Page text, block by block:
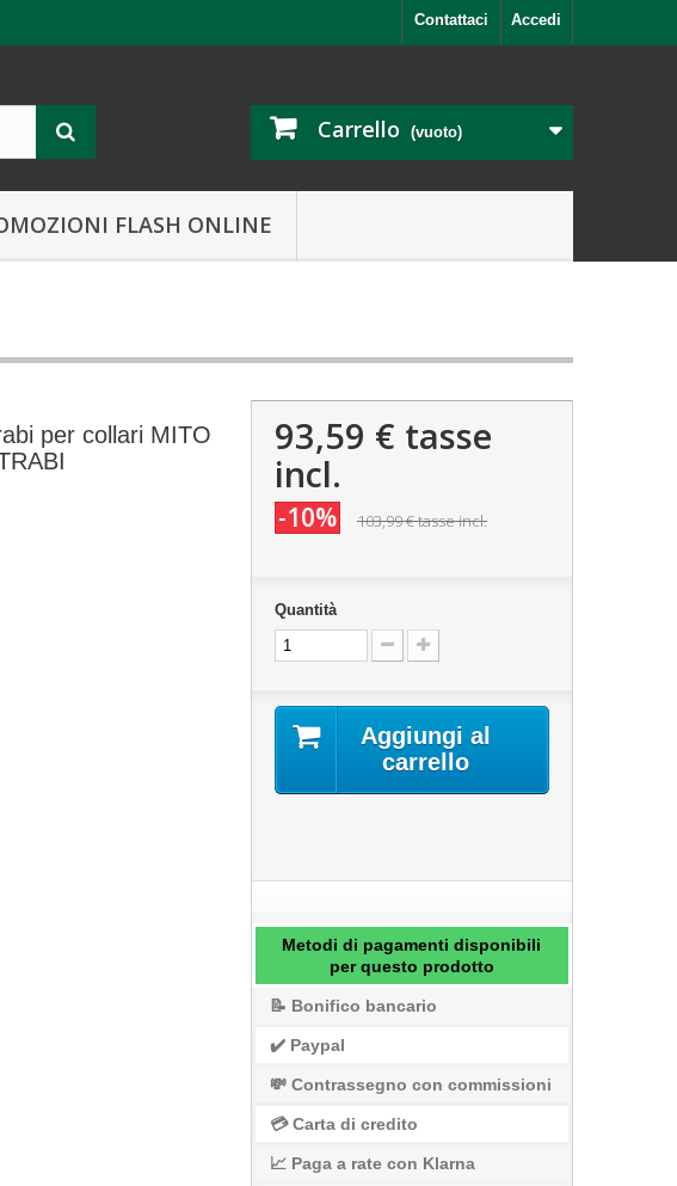
Accedi
Contattaci
Carrello (vuoto)
FLASH ONLINE
per collari MITO
93,59 € tasse
incl.
-10% 103,99 €tasse incl.
Quantità
Aggiungi al
carrello
Metodi di pagamenti disponibili
per questo prodotto
📝 Bonifico bancario
✔️ Paypal
💸 Contrassegno con commissioni
💳 Carta di credito
📈 Paga a rate con Klarna